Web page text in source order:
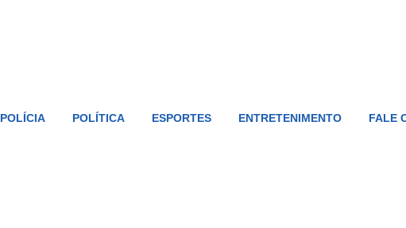
POLÍCIA POLÍTICA ESPORTES ENTRETENIMENTO FALE